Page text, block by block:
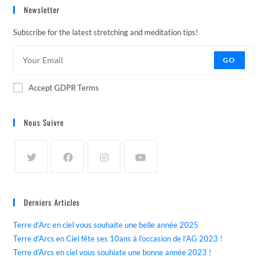
Newsletter
Subscribe for the latest stretching and meditation tips!
GO
Accept GDPR Terms
Nous Suivre
Derniers Articles
Terre d’Arc en ciel vous souhaite une belle année 2025
Terre d’Arcs en Ciel fête ses 10ans à l’occasion de l’AG 2023 !
Terre d’Arcs en ciel vous souhiate une bonne année 2023 !